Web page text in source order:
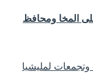
على المخا ومحافظ